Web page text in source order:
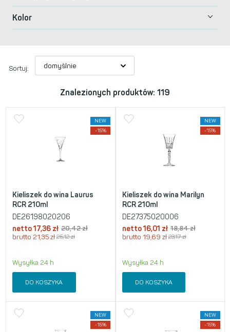
Kolor
Sortuj:
Znalezionych produktów: 119
NEW
-15%
Kieliszek do wina Laurus
RCR 210ml
DE26198020206
netto17,36 zł 20,42zł
brutto 21,35 zł 25,12zł
Wysyłka 24 h
DO KOSZYKA
NEW
-15%
Kieliszek do wina Marilyn
RCR 210ml
DE27375020006
netto 16,01 zł 18,84zł
brutto 19,69 zł 23,17zł
Wysyłka 24 h
DO KOSZYKA
NEW
-15%
NEW
-15%